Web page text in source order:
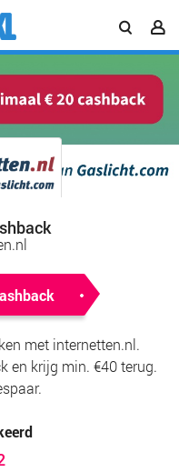
met internetten.nl.
en krijg min. €40 terug.